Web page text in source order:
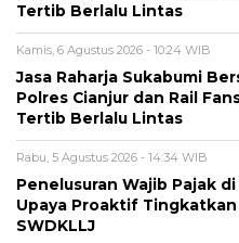
Tertib Berlalu Lintas
Kamis, 6 Agustus 2026 - 10:24 WIB
Jasa Raharja Sukabumi
Polres Cianjur dan Rail
Tertib Berlalu Lintas
Rabu, 5 Agustus 2026 - 14:34 WIB
Penelusuran Wajib Pajak
Upaya Proaktif
SWDKLLJ